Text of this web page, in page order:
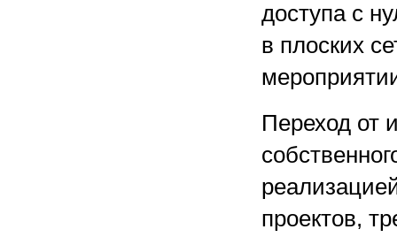
доступа с
в плоских
Переход от
проектов,